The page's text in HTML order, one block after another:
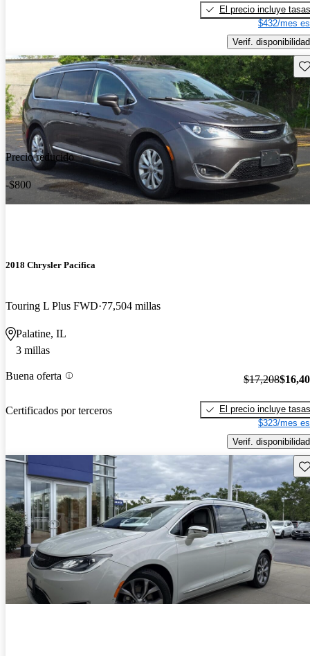
El precio incluye tasas
$432/mes
Verif. disponibilidad
Precio reducido
-$800
2018 Chrysler Pacifica
Touring L Plus FWD 77,504 millas
Palatine, IL
3 millas
Buena oferta
Certificados por terceros
$17,208
El precio incluye tasas
$323/mes
Verif. disponibilidad